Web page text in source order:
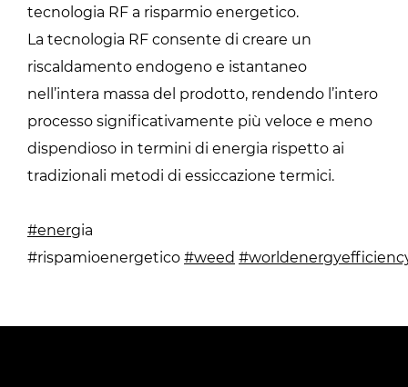
tecnologia RF a risparmio energetico.
La tecnologia RF consente di creare un
riscaldamento endogeno e istantaneo
nell’intera massa del prodotto, rendendo l’intero
processo significativamente più veloce e meno
dispendioso in termini di energia rispetto ai
tradizionali metodi di essiccazione termici.
#energia
#rispamioenergetico #weed